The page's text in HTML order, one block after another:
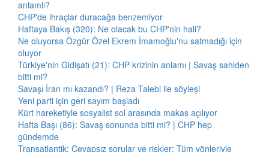
anlamlı?
CHP'de ihraçlar duracağa benzemiyor
Haftaya Bakış (320): Ne olacak bu CHP'nin hali?
Ne oluyorsa Özgür Özel Ekrem İmamoğlu'nu satmadığı için
oluyor
Türkiye'nin Gidişatı (21): CHP krizinin anlamı | Savaş sahiden
bitti mi?
Savaşı İran mı kazandı? | Reza Talebi ile söyleşi
Yeni parti için geri sayım başladı
Kürt hareketiyle sosyalist sol arasında makas açılıyor
Hafta Başı (86): Savaş sonunda bitti mi? | CHP hep
gündemde
Transatlantik: Cevapsız sorular ve riskler: Tüm yönleriyle